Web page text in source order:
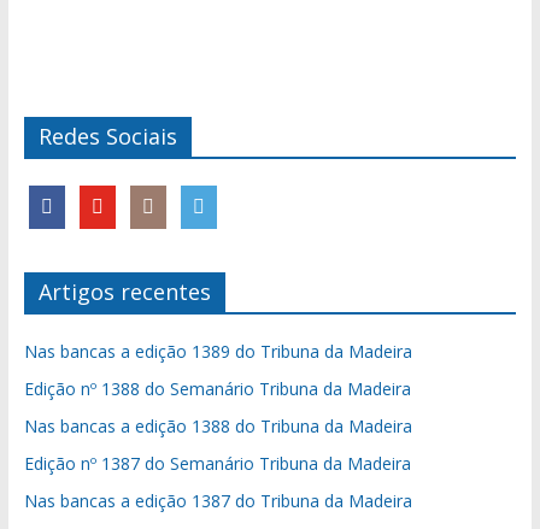
Redes Sociais
Artigos recentes
Nas bancas a edição 1389 do Tribuna da Madeira
Edição nº 1388 do Semanário Tribuna da Madeira
Nas bancas a edição 1388 do Tribuna da Madeira
Edição nº 1387 do Semanário Tribuna da Madeira
Nas bancas a edição 1387 do Tribuna da Madeira